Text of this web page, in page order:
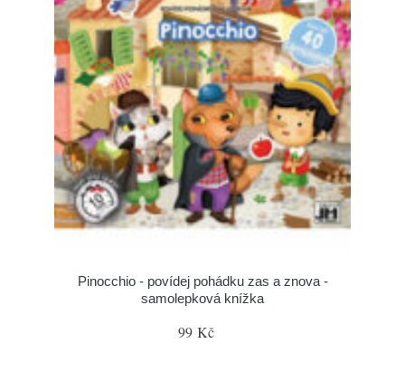
Pinocchio - povídej pohádku zas a znova -
samolepková knížka
99 Kč